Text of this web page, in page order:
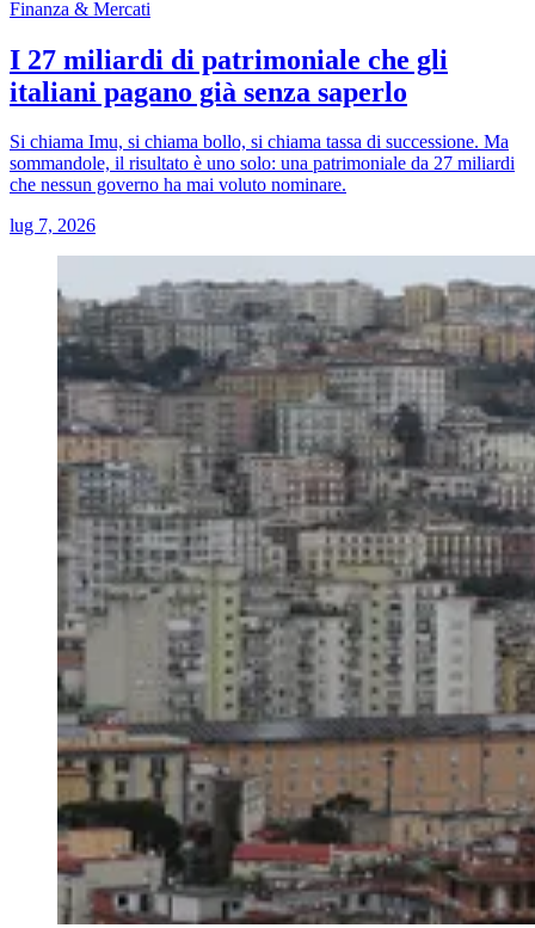
Finanza & Mercati
I 27 miliardi di patrimoniale che gli
italiani pagano già senza saperlo
Si chiama Imu, si chiama bollo, si chiama tassa di successione. Ma
sommandole, il risultato è uno solo: una patrimoniale da 27 miliardi
che nessun governo ha mai voluto nominare.
lug 7, 2026